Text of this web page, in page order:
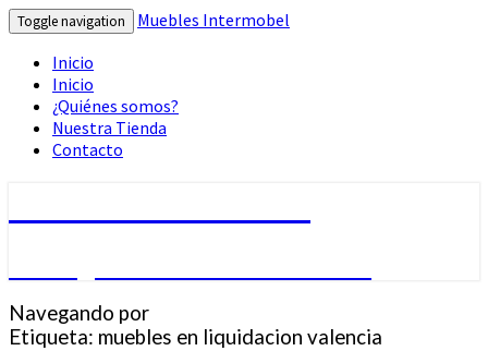
Toggle navigation
Muebles Intermobel
Inicio
Inicio
¿Quiénes somos?
Nuestra Tienda
Contacto
Navegando por
Etiqueta: muebles en liquidacion valencia